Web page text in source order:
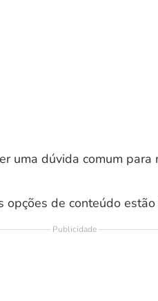
uma dúvida comum
de conteúdo
Publicidade